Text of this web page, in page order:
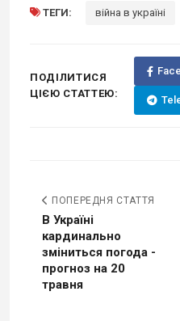
ТЕГИ: війна в україні
ПОДІЛИТИСЯ
ЦІЄЮ СТАТТЕЮ:
ПОПЕРЕДНЯ СТАТТЯ
В Україні
кардинально
зміниться погода -
прогноз на 20
травня